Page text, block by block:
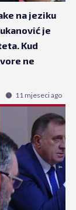
na jeziku
je
Kud
ne
11 mjeseci ago